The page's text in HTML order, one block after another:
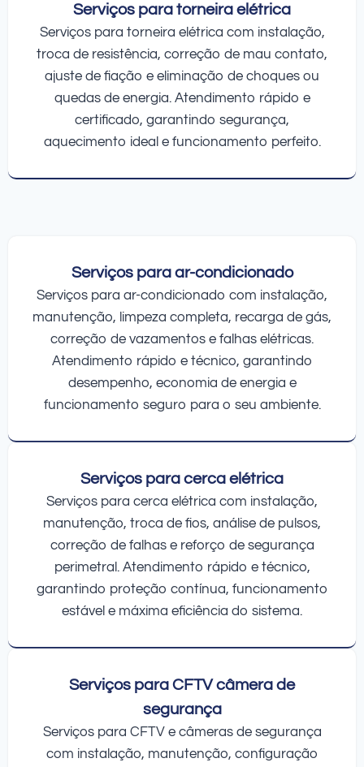
Serviços para torneira elétrica
Serviços para torneira elétrica com instalação,
troca de resistência, correção de mau contato,
ajuste de fiação e eliminação de choques ou
quedas de energia. Atendimento rápido e
certificado, garantindo segurança,
aquecimento ideal e funcionamento perfeito.
Serviços para ar-condicionado
Serviços para ar-condicionado com instalação,
manutenção, limpeza completa, recarga de gás,
correção de vazamentos e falhas elétricas.
Atendimento rápido e técnico, garantindo
desempenho, economia de energia e
funcionamento seguro para o seu ambiente.
Serviços para cerca elétrica
Serviços para cerca elétrica com instalação,
manutenção, troca de fios, análise de pulsos,
correção de falhas e reforço de segurança
perimetral. Atendimento rápido e técnico,
garantindo proteção contínua, funcionamento
estável e máxima eficiência do sistema.
Serviços para CFTV câmera de
segurança
Serviços para CFTV e câmeras de segurança
com instalação, manutenção, configuração